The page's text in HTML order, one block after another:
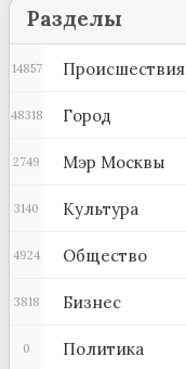
Разделы
Происшествия
14857
Город
48318
Мэр Москвы
2749
Культура
3140
Общество
4924
Бизнес
3818
Политика
0